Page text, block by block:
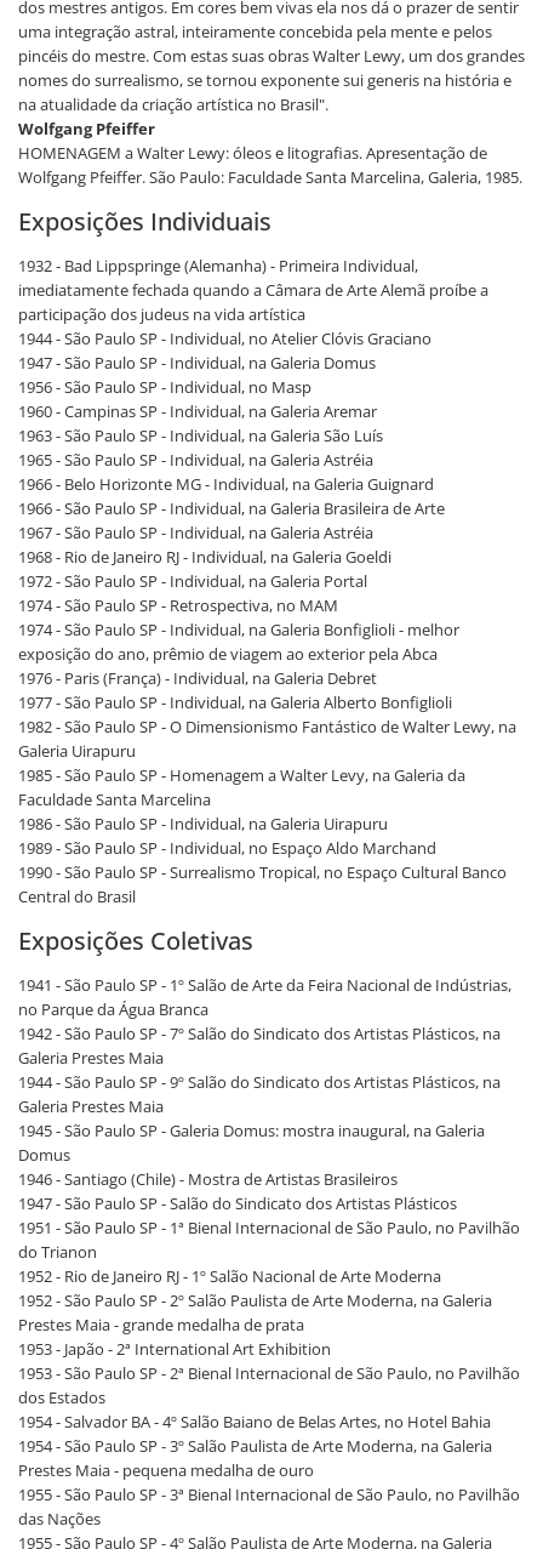
dos mestres antigos. Em cores bem vivas ela nos dá o prazer de sentir
uma integração astral, inteiramente concebida pela mente e pelos
pincéis do mestre. Com estas suas obras Walter Lewy, um dos grandes
nomes do surrealismo, se tornou exponente sui generis na história e
na atualidade da criação artística no Brasil".
Wolfgang Pfeiffer
HOMENAGEM a Walter Lewy: óleos e litografias. Apresentação de
Wolfgang Pfeiffer. São Paulo: Faculdade Santa Marcelina, Galeria, 1985.
Exposições Individuais
1932 - Bad Lippspringe (Alemanha) - Primeira Individual,
imediatamente fechada quando a Câmara de Arte Alemã proíbe a
participação dos judeus na vida artística
1944 - São Paulo SP - Individual, no Atelier Clóvis Graciano
1947 - São Paulo SP - Individual, na Galeria Domus
1956 - São Paulo SP - Individual, no Masp
1960 - Campinas SP - Individual, na Galeria Aremar
1963 - São Paulo SP - Individual, na Galeria São Luís
1965 - São Paulo SP - Individual, na Galeria Astréia
1966 - Belo Horizonte MG - Individual, na Galeria Guignard
1966 - São Paulo SP - Individual, na Galeria Brasileira de Arte
1967 - São Paulo SP - Individual, na Galeria Astréia
1968 - Rio de Janeiro RJ - Individual, na Galeria Goeldi
1972 - São Paulo SP - Individual, na Galeria Portal
1974 - São Paulo SP - Retrospectiva, no MAM
1974 - São Paulo SP - Individual, na Galeria Bonfiglioli - melhor
exposição do ano, prêmio de viagem ao exterior pela Abca
1976 - Paris (França) - Individual, na Galeria Debret
1977 - São Paulo SP - Individual, na Galeria Alberto Bonfiglioli
1982 - São Paulo SP - O Dimensionismo Fantástico de Walter Lewy, na
Galeria Uirapuru
1985 - São Paulo SP - Homenagem a Walter Levy, na Galeria da
Faculdade Santa Marcelina
1986 - São Paulo SP - Individual, na Galeria Uirapuru
1989 - São Paulo SP - Individual, no Espaço Aldo Marchand
1990 - São Paulo SP - Surrealismo Tropical, no Espaço Cultural Banco
Central do Brasil
Exposições Coletivas
1941 - São Paulo SP - 1º Salão de Arte da Feira Nacional de Indústrias,
no Parque da Água Branca
1942 - São Paulo SP - 7º Salão do Sindicato dos Artistas Plásticos, na
Galeria Prestes Maia
1944 - São Paulo SP - 9º Salão do Sindicato dos Artistas Plásticos, na
Galeria Prestes Maia
1945 - São Paulo SP - Galeria Domus: mostra inaugural, na Galeria
Domus
1946 - Santiago (Chile) - Mostra de Artistas Brasileiros
1947 - São Paulo SP - Salão do Sindicato dos Artistas Plásticos
1951 - São Paulo SP - 1ª Bienal Internacional de São Paulo, no Pavilhão
do Trianon
1952 - Rio de Janeiro RJ - 1º Salão Nacional de Arte Moderna
1952 - São Paulo SP - 2º Salão Paulista de Arte Moderna, na Galeria
Prestes Maia - grande medalha de prata
1953 - Japão - 2ª International Art Exhibition
1953 - São Paulo SP - 2ª Bienal Internacional de São Paulo, no Pavilhão
dos Estados
1954 - Salvador BA - 4º Salão Baiano de Belas Artes, no Hotel Bahia
1954 - São Paulo SP - 3º Salão Paulista de Arte Moderna, na Galeria
Prestes Maia - pequena medalha de ouro
1955 - São Paulo SP - 3ª Bienal Internacional de São Paulo, no Pavilhão
das Nações
1955 - São Paulo SP - 4º Salão Paulista de Arte Moderna, na Galeria